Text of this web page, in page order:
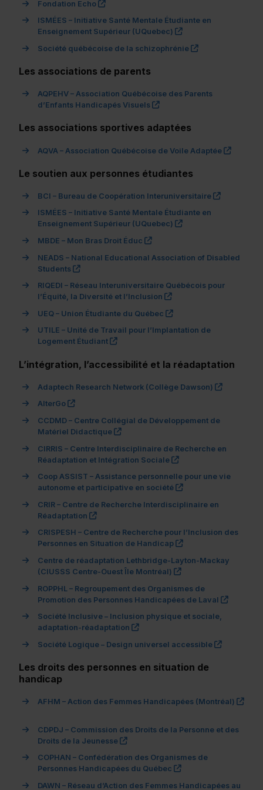
Fondation Echo
(ce lien s’ouvrira dans une nouvelle
ISMÉES – Initiative Santé Mentale Étudiante en
Enseignement Supérieur (UQuebec)
(ce lien s’ouvrira
Société québécoise de la schizophrénie
(ce lien
Les associations de parents
AQPEHV – Association Québécoise des Parents
d’Enfants Handicapés Visuels
(ce lien s’ouvrira dans
Les associations sportives adaptées
AQVA – Association Québécoise de Voile Adaptée (ce lien
Le soutien aux personnes étudiantes
BCI – Bureau de Coopération Interuniversitaire
(ce lien
ISMÉES – Initiative Santé Mentale Étudiante en
Enseignement Supérieur (UQuebec)
(ce lien s’ouvrira
MBDE – Mon Bras Droit Éduc
(ce lien s’ouvrira dans une
NEADS – National Educational Association of Disabled
Students
(ce lien s’ouvrira dans une nouvelle fenêtre)"
RIQEDI – Réseau Interuniversitaire Québécois pour
l’Équité, la Diversité et l’Inclusion
(ce lien s’ouvrira dans
UEQ – Union Étudiante du Québec
(ce lien s’ouvrira dans
UTILE – Unité de Travail pour l’Implantation de
Logement Étudiant
(ce lien s’ouvrira dans une nouvelle
L’intégration, l’accessibilité et la réadaptation
Adaptech Research Network (Collège Dawson)
(ce lien
AlterGo
(ce lien s’ouvrira dans une nouvelle fenêtre)"
CCDMD – Centre Collégial de Développement de
Matériel Didactique
(ce lien s’ouvrira dans une nouvelle
CIRRIS – Centre Interdisciplinaire de Recherche en
Réadaptation et Intégration Sociale
(ce lien s’ouvrira
Coop ASSIST – Assistance personnelle pour une vie
autonome et participative en société
(ce lien s’ouvrira
CRIR – Centre de Recherche Interdisciplinaire en
Réadaptation
(ce lien s’ouvrira dans une nouvelle
CRISPESH – Centre de Recherche pour l’Inclusion des
Personnes en Situation de Handicap
(ce lien s’ouvrira
Centre de réadaptation Lethbridge-Layton-Mackay
(CIUSSS Centre-Ouest Île Montréal)
(ce lien s’ouvrira
ROPPHL – Regroupement des Organismes de
Promotion des Personnes Handicapées de Laval
(ce lien
Société Inclusive – Inclusion physique et sociale,
adaptation-réadaptation
(ce lien s’ouvrira dans une
Société Logique – Design universel accessible
(ce lien
Les droits des personnes en situation de
handicap
AFHM – Action des Femmes Handicapées (Montréal)
CDPDJ – Commission des Droits de la Personne et des
Droits de la Jeunesse
(ce lien s’ouvrira dans une
COPHAN – Confédération des Organismes de
Personnes Handicapées du Québec
(ce lien s’ouvrira
DAWN – Réseau d’Action des Femmes Handicapées au